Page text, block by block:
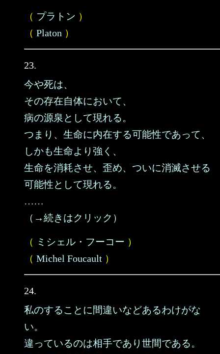
（ プラトン ）
（ Platon ）
23.
今や死は、
その存在自体において、
病の源泉として現れる。
つまり、生命に内在する可能性であって、
しかも生命より強く、
生命を消耗させ、歪め、ついに消滅させる
可能性として現れる。
……
（→続きはクリック）
（ ミシェル・フーコー ）
（ Michel Foucault ）
24.
私のすることに間違いなどあるわけがな
い。
違っているのは相手であり世間である。